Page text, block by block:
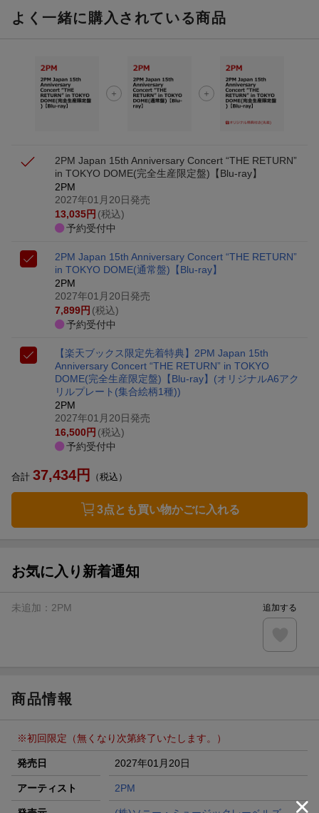
ラン）が当たる！
条件達成で楽天限定・宝塚歌劇 宙組貸切公演ペアチケット
が当たる
エントリー＆条件達成で『鬼滅の刃』オリジナルきんちゃく
袋が当たる！
よく一緒に購入されている商品
2PM Japan 15th Anniversary Concert “THE RETURN”
in TOKYO DOME(完全生産限定盤)【Blu-ray】
2PM
2027年01月20日発売
13,035円 (税込)
予約受付中
2PM Japan 15th Anniversary Concert “THE RETURN”
in TOKYO DOME(通常盤)【Blu-ray】
2PM
2027年01月20日発売
7,899円 (税込)
予約受付中
【楽天ブックス限定先着特典】2PM Japan 15th
Anniversary Concert “THE RETURN” in TOKYO
DOME(完全生産限定盤)【Blu-ray】(オリジナルA6アク
リルプレート(集合絵柄1種))
2PM
2027年01月20日発売
16,500円 (税込)
予約受付中
合計 37,434円 （税込）
3点とも買い物かごに入れる
お気に入り新着通知
未追加： 2PM 追加する
商品情報
※初回限定（無くなり次第終了いたします。）
発売日 2027年01月20日
アーティスト 2PM